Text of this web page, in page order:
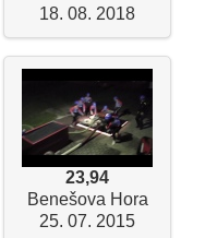
18. 08. 2018
23,94
Benešova Hora
25. 07. 2015